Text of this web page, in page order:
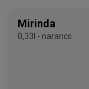
Mirinda
0,33l - narancs